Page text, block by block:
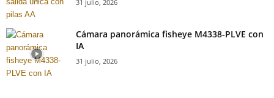
31 julio, 2026
Cámara panorámica fisheye M4338-PLVE con
IA
31 julio, 2026